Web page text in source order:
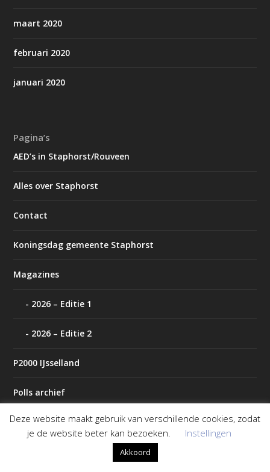
maart 2020
februari 2020
januari 2020
Pagina’s
AED’s in Staphorst/Rouveen
Alles over Staphorst
Contact
Koningsdag gemeente Staphorst
Magazines
2026 – Editie 1
2026 – Editie 2
P2000 IJsselland
Polls archief
Tip de redactie
Deze website maakt gebruik van verschillende cookies, zodat
je de website beter kan bezoeken.
Instellingen
Akkoord